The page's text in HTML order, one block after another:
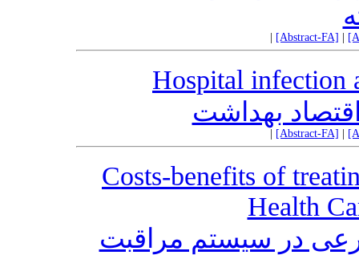
[Abstract-FA]
Hospital infection
بهداشت
[Abstract-FA]
Costs-benefits of
Health
در سیستم مراقبت